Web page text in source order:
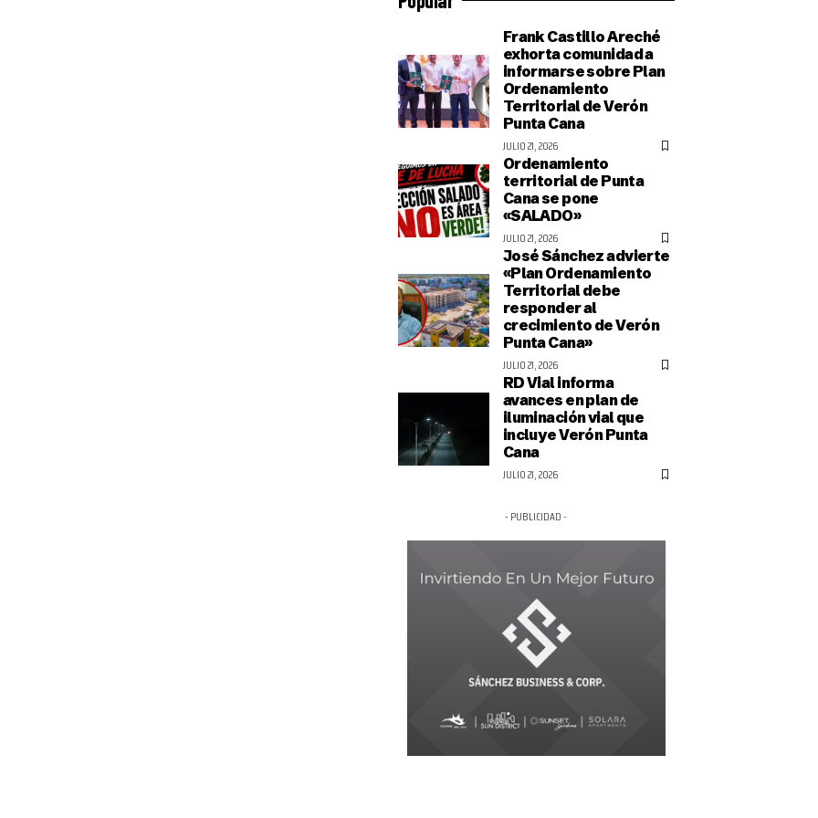
Frank Castillo Areché
exhorta comunidad a
informarse sobre Plan
Ordenamiento
Territorial de Verón
Punta Cana
JULIO 21, 2026
Ordenamiento
territorial de Punta
Cana se pone
«SALADO»
JULIO 21, 2026
José Sánchez advierte
«Plan Ordenamiento
Territorial debe
responder al
crecimiento de Verón
Punta Cana»
JULIO 21, 2026
RD Vial informa
avances en plan de
iluminación vial que
incluye Verón Punta
Cana
JULIO 21, 2026
- PUBLICIDAD -